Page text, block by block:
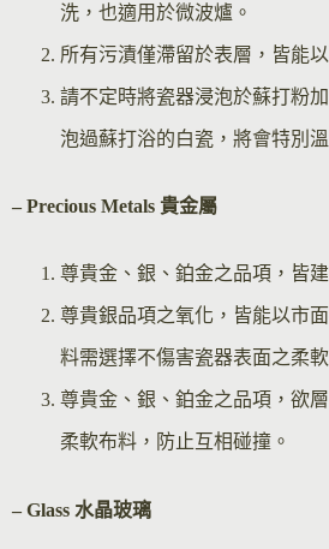
洗，也適用於微波爐。
所有污漬僅滯留於表層，皆能
請不定時將瓷器浸泡於蘇打粉
泡過蘇打浴的白瓷，將會特別溫
– Precious Metals 貴金屬
尊貴金、銀、鉑金之品項，皆
尊貴銀品項之氧化，皆能以市
料需選擇不傷害瓷器表面之柔軟
尊貴金、銀、鉑金之品項，欲
柔軟布料，防止互相碰撞。
– Glass 水晶玻璃